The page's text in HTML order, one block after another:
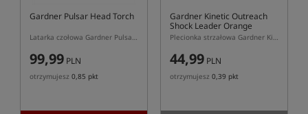
Gardner Pulsar Head Torch
Latarka czołowa Gardner Pulsar USB z wbudowaną baterią
99,99 PLN
otrzymujesz 0,85 pkt
Gardner Kinetic Outreach
Shock Leader Orange
Plecionka strzałowa Gardner Kinetic Outreach Orange do rzutu
44,99 PLN
otrzymujesz 0,39 pkt